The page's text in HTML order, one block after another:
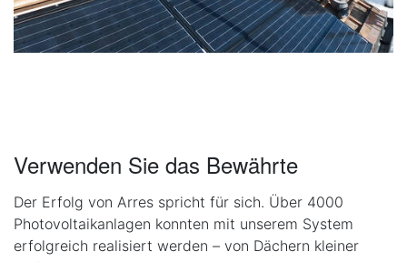
Verwenden Sie das Bewährte
Der Erfolg von Arres spricht für sich. Über 4000
Photovoltaikanlagen konnten mit unserem System
erfolgreich realisiert werden – von Dächern kleiner